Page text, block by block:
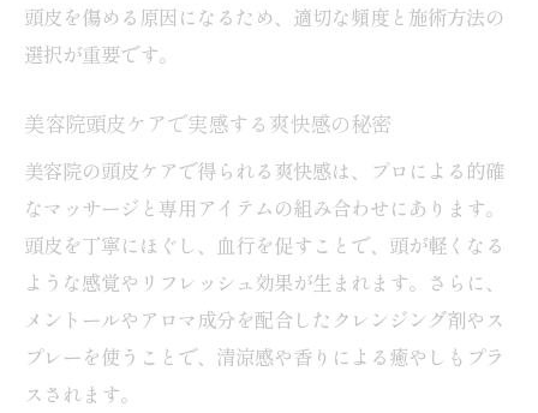
頭皮を傷める原因になるため、適切な頻度と施術方法の
選択が重要です。
美容院頭皮ケアで実感する爽快感の秘密
美容院の頭皮ケアで得られる爽快感は、プロによる的確
なマッサージと専用アイテムの組み合わせにあります。
頭皮を丁寧にほぐし、血行を促すことで、頭が軽くなる
ような感覚やリフレッシュ効果が生まれます。さらに、
メントールやアロマ成分を配合したクレンジング剤やス
プレーを使うことで、清涼感や香りによる癒やしもプラ
スされます。